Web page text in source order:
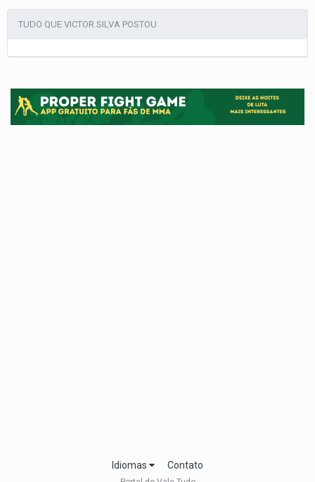
TUDO QUE VICTOR SILVA POSTOU
Idiomas Contato